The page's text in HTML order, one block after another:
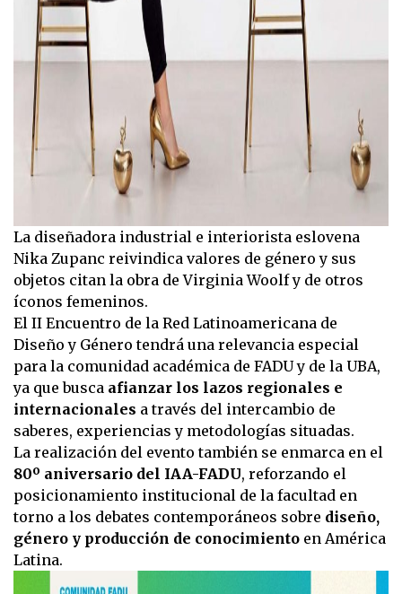
La diseñadora industrial e interiorista eslovena
Nika Zupanc reivindica valores de género y sus
objetos citan la obra de Virginia Woolf y de otros
íconos femeninos.
El II Encuentro de la Red Latinoamericana de
Diseño y Género tendrá una relevancia especial
para la comunidad académica de FADU y de la UBA,
ya que busca afianzar los lazos regionales e
internacionales a través del intercambio de
saberes, experiencias y metodologías situadas.
La realización del evento también se enmarca en el
80º aniversario del IAA-FADU, reforzando el
posicionamiento institucional de la facultad en
torno a los debates contemporáneos sobre diseño,
género y producción de conocimiento en América
Latina.